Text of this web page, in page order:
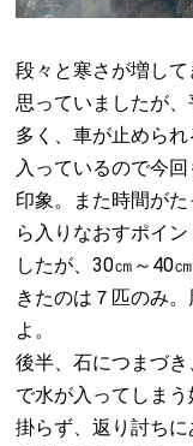
段々と寒さが増し
思っていましたが
多く、車が止めら
入っているので今
印象。また時間が
ら入りなおすポイ
したが、30㎝～40
きたのは７匹のみ
よ。
後半、石につまづ
で水が入ってしま
掛らず、返り討ちに